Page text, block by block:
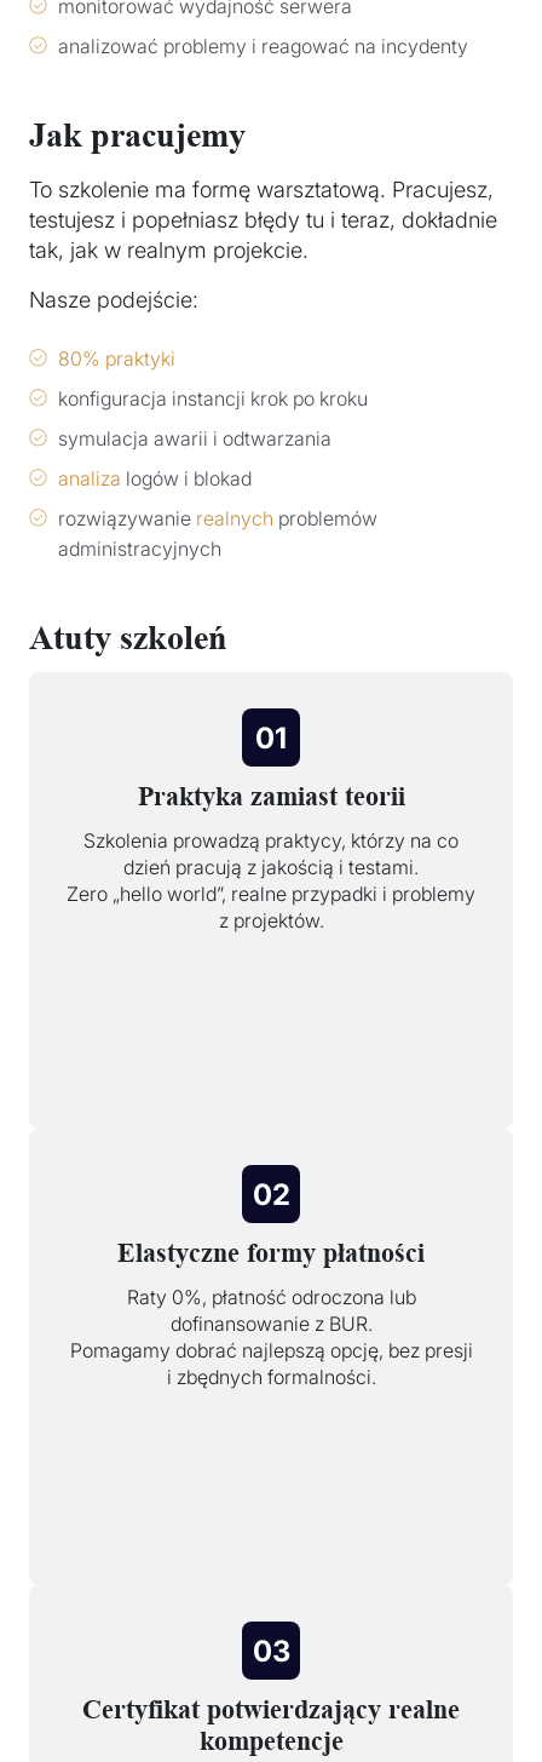
monitorować wydajność serwera
analizować problemy i reagować na incydenty
Jak pracujemy
To szkolenie ma formę warsztatową. Pracujesz,
testujesz i popełniasz błędy tu i teraz, dokładnie
tak, jak w realnym projekcie.
Nasze podejście:
80% praktyki
konfiguracja instancji krok po kroku
symulacja awarii i odtwarzania
analiza logów i blokad
rozwiązywanie realnych problemów
administracyjnych
Atuty szkoleń
01
Praktyka zamiast teorii
Szkolenia prowadzą praktycy, którzy na co
dzień pracują z jakością i testami.
Zero „hello world”, realne przypadki i problemy
z projektów.
02
Elastyczne formy płatności
Raty 0%, płatność odroczona lub
dofinansowanie z BUR.
Pomagamy dobrać najlepszą opcję, bez presji
i zbędnych formalności.
03
Certyfikat potwierdzający realne
kompetencje